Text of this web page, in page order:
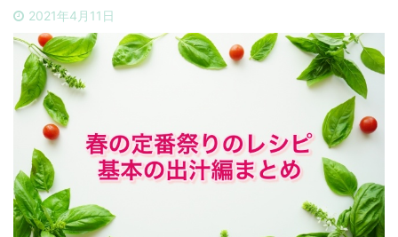
2021年4月11日